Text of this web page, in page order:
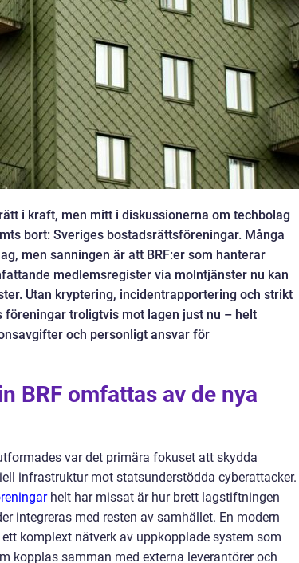
i kraft, men mitt i diskussionerna om techbolag
bort: Sveriges bostadsrättsföreningar. Många
men sanningen är att BRF:er som hanterar
medlemsregister via molntjänster nu kan
Utan kryptering, incidentrapportering och strikt
troligtvis mot lagen just nu – helt
och personligt ansvar för
BRF omfattas av de nya
var det primära fokuset att skydda
infrastruktur mot statsunderstödda cyberattacker.
helt har missat är hur brett lagstiftningen
integreras med resten av samhället. En modern
komplext nätverk av uppkopplade system som
kopplas samman med externa leverantörer och